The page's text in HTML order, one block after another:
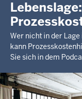
Wer nicht in der
kann
Sie sich in dem